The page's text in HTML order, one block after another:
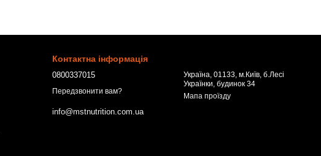
Контактна інформація
0800337015
Передзвонити вам?
info@mstnutrition.com.ua
Україна, 01133, м.Київ, б.Лесі
Українки, будинок 34
Мапа проїзду